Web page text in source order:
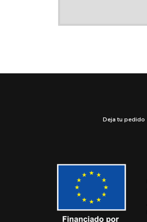
Deja tu pedido